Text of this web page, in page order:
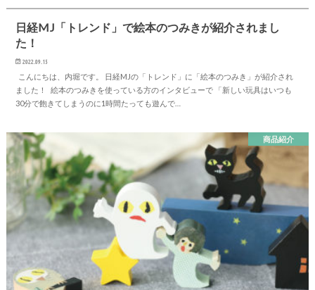
日経MJ「トレンド」で絵本のつみきが紹介されまし
た！
2022.09.15
こんにちは、内堀です。 日経MJの「トレンド」に「絵本のつみき」が紹介され
ました！ 絵本のつみきを使っている方のインタビューで 「新しい玩具はいつも
30分で飽きてしまうのに1時間たっても遊んで…
商品紹介